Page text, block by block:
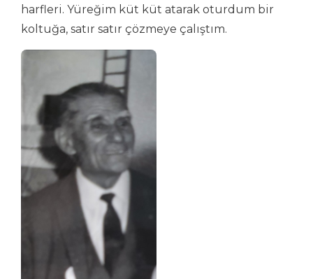
harfleri. Yüreğim küt küt atarak oturdum bir
koltuğa, satır satır çözmeye çalıştım.